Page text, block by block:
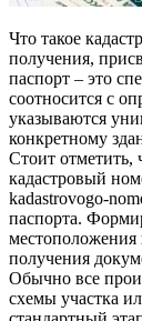
Что такое
получения,
паспорт – это
соотносится с
указываются
конкретному
Стоит отметить,
кадастровый
kadastrovogo-
паспорта.
местоположения
получения
Обычно все
схемы участка